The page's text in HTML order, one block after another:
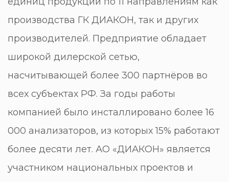
производства ГК ДИАКОН, так и других
производителей. Предприятие обладает
широкой дилерской сетью,
насчитывающей более 300 партнёров во
всех субъектах РФ. За годы работы
компанией было инсталлировано более 16
000 анализаторов, из которых 15% работают
более десяти лет. АО «ДИАКОН» является
участником национальных проектов и